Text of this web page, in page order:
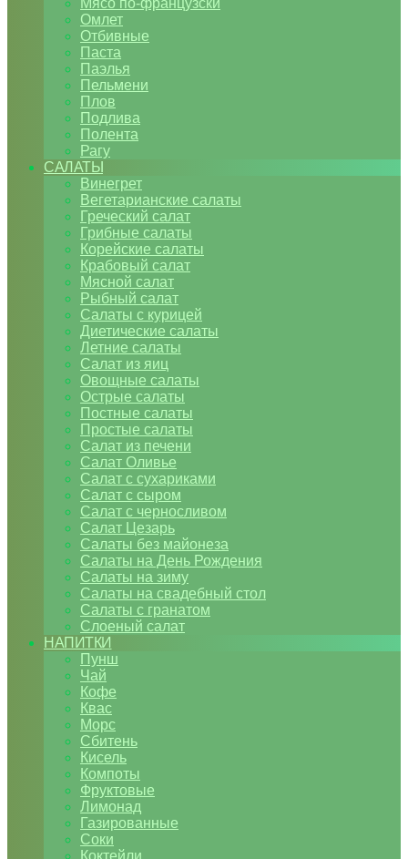
Мясо по-французски
Омлет
Отбивные
Паста
Паэлья
Пельмени
Плов
Подлива
Полента
Рагу
САЛАТЫ
Винегрет
Вегетарианские салаты
Греческий салат
Грибные салаты
Корейские салаты
Крабовый салат
Мясной салат
Рыбный салат
Салаты с курицей
Диетические салаты
Летние салаты
Салат из яиц
Овощные салаты
Острые салаты
Постные салаты
Простые салаты
Салат из печени
Салат Оливье
Салат с сухариками
Салат с сыром
Салат с черносливом
Салат Цезарь
Салаты без майонеза
Салаты на День Рождения
Салаты на зиму
Салаты на свадебный стол
Салаты с гранатом
Слоеный салат
НАПИТКИ
Пунш
Чай
Кофе
Квас
Морс
Сбитень
Кисель
Компоты
Фруктовые
Лимонад
Газированные
Соки
Коктейли